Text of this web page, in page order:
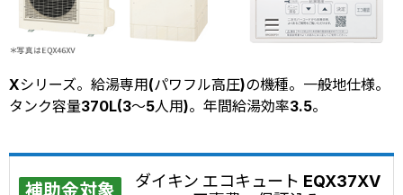
Xシリーズ。給湯専用(パワフル高圧)の機種。一般地仕様。
タンク容量370L(3～5人用)。年間給湯効率3.5。
補助金対象
ダイキン エコキュート EQX37XV